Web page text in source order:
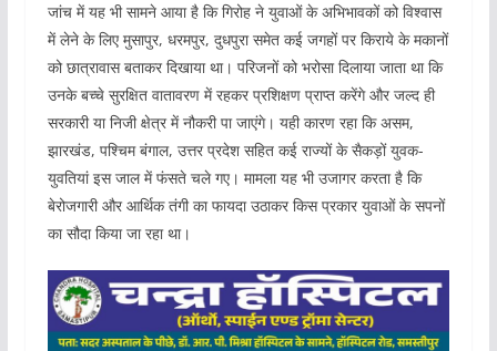
जांच में यह भी सामने आया है कि गिरोह ने युवाओं के अभिभावकों को विश्वास
में लेने के लिए मुसापुर, धरमपुर, दुधपुरा समेत कई जगहों पर किराये के मकानों
को छात्रावास बताकर दिखाया था। परिजनों को भरोसा दिलाया जाता था कि
उनके बच्चे सुरक्षित वातावरण में रहकर प्रशिक्षण प्राप्त करेंगे और जल्द ही
सरकारी या निजी क्षेत्र में नौकरी पा जाएंगे। यही कारण रहा कि असम,
झारखंड, पश्चिम बंगाल, उत्तर प्रदेश सहित कई राज्यों के सैकड़ों युवक-
युवतियां इस जाल में फंसते चले गए। मामला यह भी उजागर करता है कि
बेरोजगारी और आर्थिक तंगी का फायदा उठाकर किस प्रकार युवाओं के सपनों
का सौदा किया जा रहा था।